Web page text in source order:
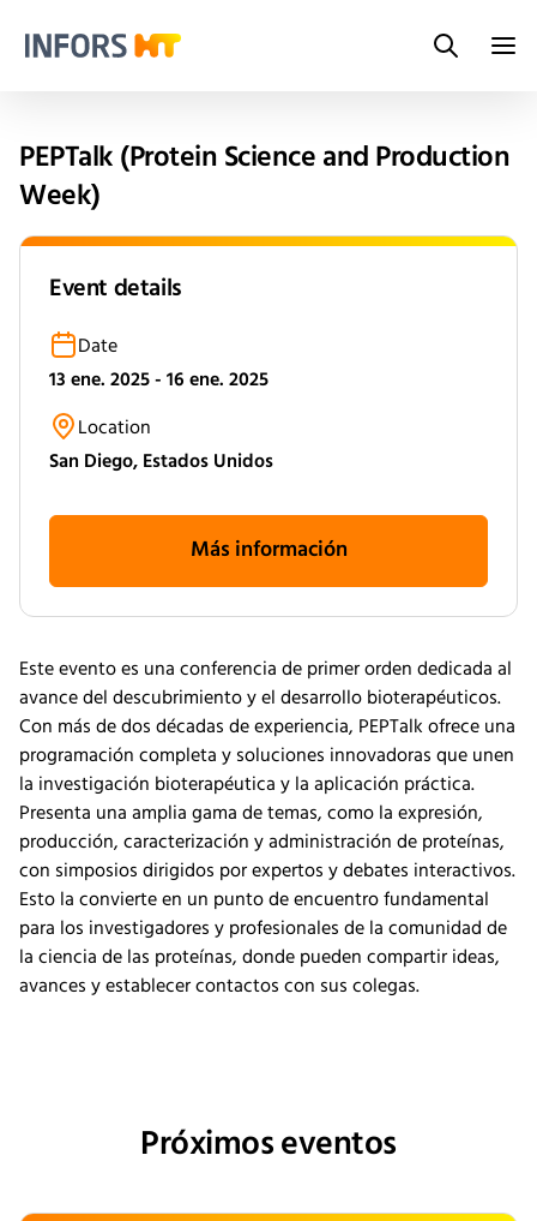
Search
PEPTalk (Protein Science and Production
Week)
Event details
Date
13 ene. 2025 - 16 ene. 2025
Location
San Diego, Estados Unidos
Más información
Este evento es una conferencia de primer orden dedicada al
avance del descubrimiento y el desarrollo bioterapéuticos.
Con más de dos décadas de experiencia, PEPTalk ofrece una
programación completa y soluciones innovadoras que unen
la investigación bioterapéutica y la aplicación práctica.
Presenta una amplia gama de temas, como la expresión,
producción, caracterización y administración de proteínas,
con simposios dirigidos por expertos y debates interactivos.
Esto la convierte en un punto de encuentro fundamental
para los investigadores y profesionales de la comunidad de
la ciencia de las proteínas, donde pueden compartir ideas,
avances y establecer contactos con sus colegas.
Próximos eventos